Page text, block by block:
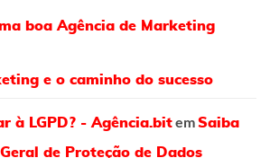
boa Agência de Marketing
e o caminho do sucesso
à LGPD? - Agência.bitemSaiba
de Proteção de Dados